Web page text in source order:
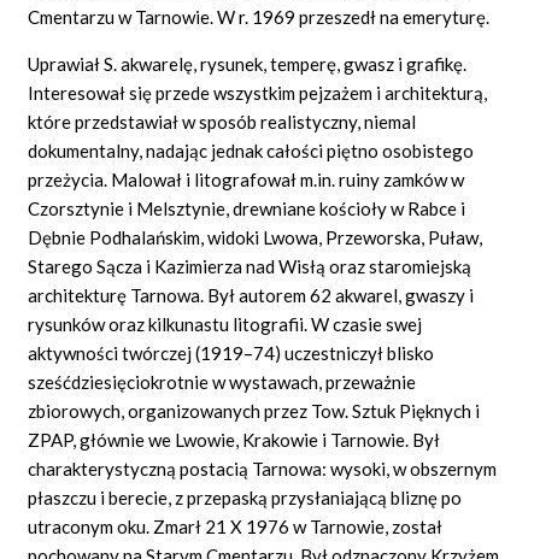
Cmentarzu w Tarnowie. W r. 1969 przeszedł na emeryturę.
Uprawiał S. akwarelę, rysunek, temperę, gwasz i grafikę.
Interesował się przede wszystkim pejzażem i architekturą,
które przedstawiał w sposób realistyczny, niemal
dokumentalny, nadając jednak całości piętno osobistego
przeżycia. Malował i litografował m.in. ruiny zamków w
Czorsztynie i Melsztynie, drewniane kościoły w Rabce i
Dębnie Podhalańskim, widoki Lwowa, Przeworska, Puław,
Starego Sącza i Kazimierza nad Wisłą oraz staromiejską
architekturę Tarnowa. Był autorem 62 akwarel, gwaszy i
rysunków oraz kilkunastu litografii. W czasie swej
aktywności twórczej (1919–74) uczestniczył blisko
sześćdziesięciokrotnie w wystawach, przeważnie
zbiorowych, organizowanych przez Tow. Sztuk Pięknych i
ZPAP, głównie we Lwowie, Krakowie i Tarnowie. Był
charakterystyczną postacią Tarnowa: wysoki, w obszernym
płaszczu i berecie, z przepaską przysłaniającą bliznę po
utraconym oku. Zmarł 21 X 1976 w Tarnowie, został